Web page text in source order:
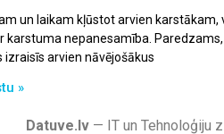
un laikam kļūstot arvien karstākam,
karstuma nepanesamība.
arvien nāvējošākus
»
Datuve.lv — IT un Tehnoloģiju